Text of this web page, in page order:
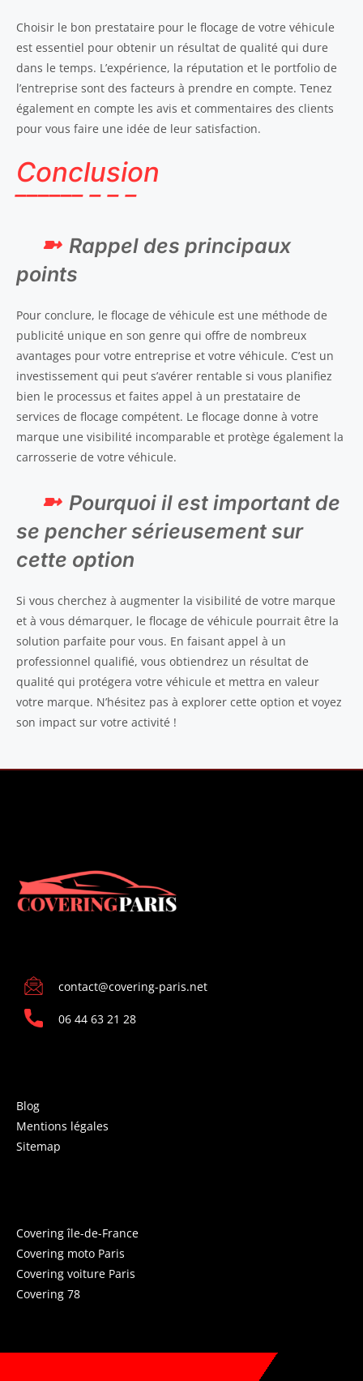
Choisir le bon prestataire pour le flocage de votre véhicule
est essentiel pour obtenir un résultat de qualité qui dure
dans le temps. L’expérience, la réputation et le portfolio de
l’entreprise sont des facteurs à prendre en compte. Tenez
également en compte les avis et commentaires des clients
pour vous faire une idée de leur satisfaction.
Conclusion
Rappel des principaux
points
Pour conclure, le flocage de véhicule est une méthode de
publicité unique en son genre qui offre de nombreux
avantages pour votre entreprise et votre véhicule. C’est un
investissement qui peut s’avérer rentable si vous planifiez
bien le processus et faites appel à un prestataire de
services de flocage compétent. Le flocage donne à votre
marque une visibilité incomparable et protège également la
carrosserie de votre véhicule.
Pourquoi il est important de
se pencher sérieusement sur
cette option
Si vous cherchez à augmenter la visibilité de votre marque
et à vous démarquer, le flocage de véhicule pourrait être la
solution parfaite pour vous. En faisant appel à un
professionnel qualifié, vous obtiendrez un résultat de
qualité qui protégera votre véhicule et mettra en valeur
votre marque. N’hésitez pas à explorer cette option et voyez
son impact sur votre activité !
contact@covering-paris.net
06 44 63 21 28
Blog
Mentions légales
Sitemap
Covering île-de-France
Covering moto Paris
Covering voiture Paris
Covering 78